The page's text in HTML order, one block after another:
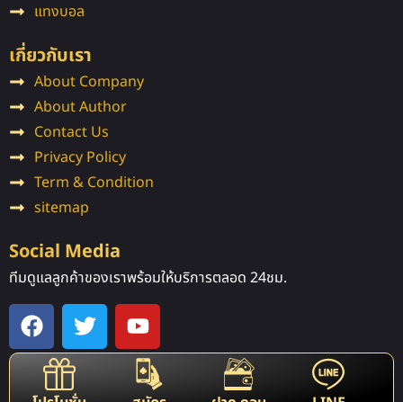
แทงบอล
เกี่ยวกับเรา
About Company
About Author
Contact Us
Privacy Policy
Term & Condition
sitemap
Social Media
ทีมดูแลลูกค้าของเราพร้อมให้บริการตลอด 24ชม.